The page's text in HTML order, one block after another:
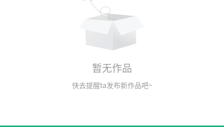
暂无作品
快去提醒ta发布新作品吧~